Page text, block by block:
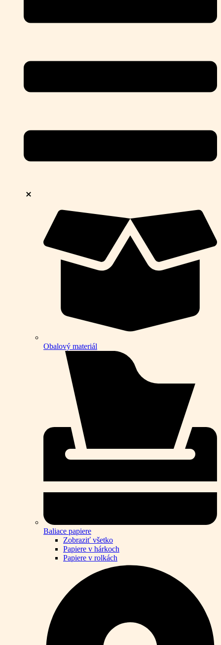
Obalový materiál
Baliace papiere
Zobraziť všetko
Papiere v hárkoch
Papiere v rolkách